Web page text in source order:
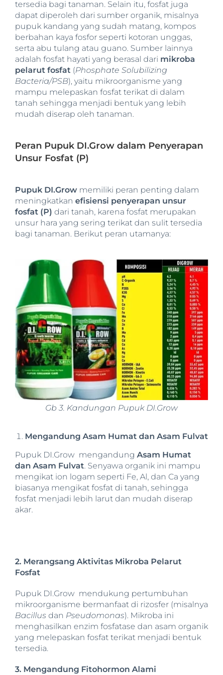
tersedia bagi tanaman. Selain itu, fosfat juga
dapat diperoleh dari sumber organik, misalnya
pupuk kandang yang sudah matang, kompos
berbahan kaya fosfor seperti kotoran unggas,
serta abu tulang atau guano. Sumber lainnya
adalah fosfat hayati yang berasal dari mikroba
pelarut fosfat (Phosphate Solubilizing
Bacteria/PSB), yaitu mikroorganisme yang
mampu melepaskan fosfat terikat di dalam
tanah sehingga menjadi bentuk yang lebih
mudah diserap oleh tanaman.
Peran Pupuk DI.Grow dalam Penyerapan
Unsur Fosfat (P)
Pupuk DI.Grow memiliki peran penting dalam
meningkatkan efisiensi penyerapan unsur
fosfat (P) dari tanah, karena fosfat merupakan
unsur hara yang sering terikat dan sulit tersedia
bagi tanaman. Berikut peran utamanya:
Gb 3. Kandungan Pupuk DI.Grow
Mengandung Asam Humat dan Asam Fulvat
Pupuk DI.Grow mengandung Asam Humat
dan Asam Fulvat. Senyawa organik ini mampu
mengikat ion logam seperti Fe, Al, dan Ca yang
biasanya mengikat fosfat di tanah, sehingga
fosfat menjadi lebih larut dan mudah diserap
akar.
2. Merangsang Aktivitas Mikroba Pelarut
Fosfat
Pupuk DI.Grow mendukung pertumbuhan
mikroorganisme bermanfaat di rizosfer (misalnya
Bacillus dan Pseudomonas). Mikroba ini
menghasilkan enzim fosfatase dan asam organik
yang melepaskan fosfat terikat menjadi bentuk
tersedia.
3. Mengandung Fitohormon Alami